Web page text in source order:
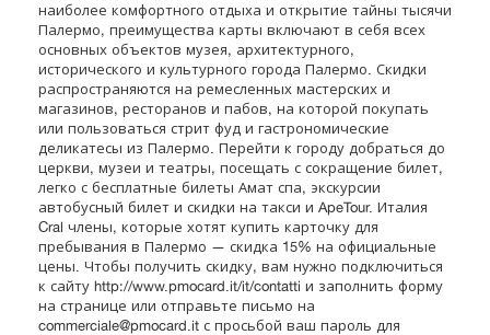
наиболее комфортного отдыха и открытие тайны тысячи
Палермо, преимущества карты включают в себя всех
основных объектов музея, архитектурного,
исторического и культурного города Палермо. Скидки
распространяются на ремесленных мастерских и
магазинов, ресторанов и пабов, на которой покупать
или пользоваться стрит фуд и гастрономические
деликатесы из Палермо. Перейти к городу добраться до
церкви, музеи и театры, посещать с сокращение билет,
легко с бесплатные билеты Амат спа, экскурсии
автобусный билет и скидки на такси и ApeTour. Италия
Cral члены, которые хотят купить карточку для
пребывания в Палермо — скидка 15% на официальные
цены. Чтобы получить скидку, вам нужно подключиться
к сайту http://www.pmocard.it/it/contatti и заполнить форму
на странице или отправьте письмо на
commerciale@pmocard.it с просьбой ваш пароль для